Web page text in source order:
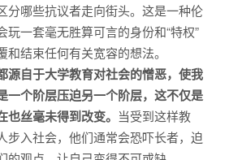
分哪些抗议者走向街头。这是一种伦
玩一套毫无胜算可言的身份和“特权”
和结束任何有关宽容的想法。
源自于大学教育对社会的憎恶，使我
一个阶层压迫另一个阶层，这不仅是
也丝毫未得到改变。 当受到这样教
步入社会，他们通常会恐吓长者，迫